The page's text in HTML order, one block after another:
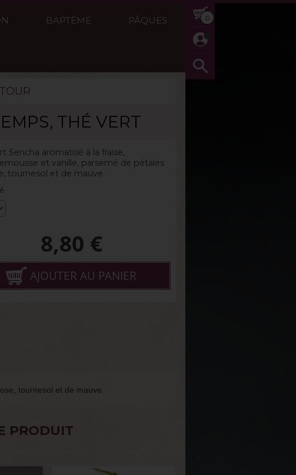
0
BAPTÈME PÂQUES
THÉ VERT
Sencha aromatisé à la fraise,
et vanille, parsemé de pétales
tournesol et de mauve.
8,80 €
AJOUTER AU PANIER
tournesol et de mauve.
PRODUIT